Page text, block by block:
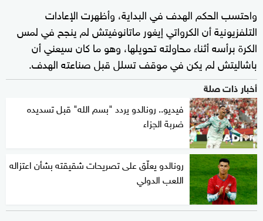
واحتسب الحكم الهدف في البداية، وأظهرت الإعادات
التلفزيونية أن الكرواتي إيغور ماتانوفيتش لم ينجح في لمس
الكرة برأسه أثناء محاولته تحويلها، وهو ما كان سيعني أن
باشاليتش لم يكن في موقف تسلل قبل صناعته الهدف.
أخبار ذات صلة
فيديو.. رونالدو يردد "بسم الله" قبل تسديده
ضربة الجزاء
رونالدو يعلّق على تصريحات شقيقته بشأن اعتزاله
اللعب الدولي